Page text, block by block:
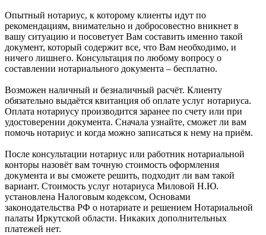
Опытный нотариус, к которому клиенты идут по
рекомендациям, внимательно и добросовестно вникнет в
вашу ситуацию и посоветует Вам составить именно такой
документ, который содержит все, что Вам необходимо, и
ничего лишнего. Консультация по любому вопросу о
составлении нотариального документа – бесплатно.
Возможен наличный и безналичный расчёт. Клиенту
обязательно выдаётся квитанция об оплате услуг нотариуса.
Оплата нотариусу производится заранее по счету или при
удостоверении документа. Сначала узнайте, сможет ли вам
помочь нотариус и когда можно записаться к нему на приём.
После консультации нотариус или работник нотариальной
конторы назовёт вам точную стоимость оформления
документа и вы сможете решить, подходит ли вам такой
вариант. Стоимость услуг нотариуса Миловой Н.Ю.
установлена Налоговым кодексом, Основами
законодательства РФ о нотариате и решением Нотариальной
палаты Иркутской области. Никаких дополнительных
платежей нет.